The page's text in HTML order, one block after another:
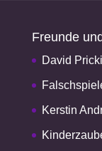
Freunde
David
Kerstin